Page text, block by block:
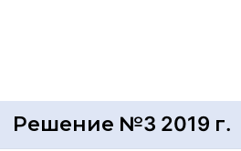
Решение №3 2019 г.